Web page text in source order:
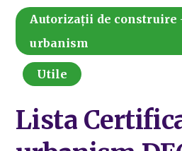
Autorizații de construire
urbanism
Utile
Lista